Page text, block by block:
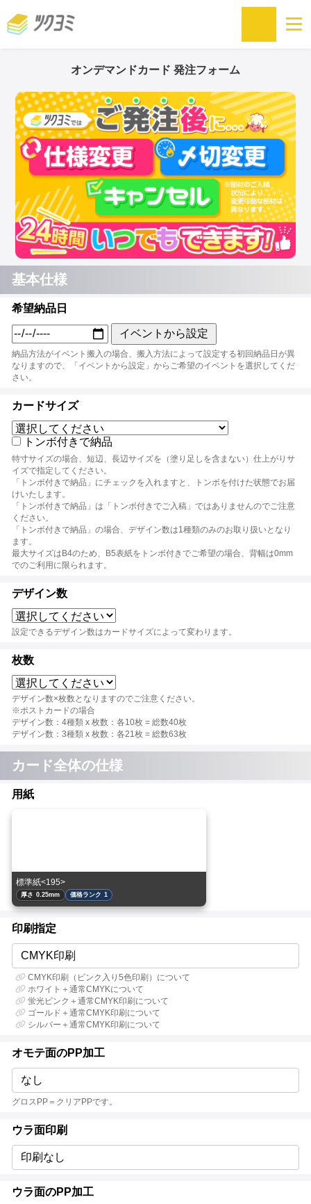
オンデマンドカード 発注フォーム
基本仕様
希望納品日
イベントから設定
納品方法がイベント搬入の場合、搬入方法によって設定する初回納品日が異
なりますので、「イベントから設定」からご希望のイベントを選択してくだ
さい。
カードサイズ
トンボ付きで納品
特寸サイズの場合、短辺、長辺サイズを（塗り足しを含まない）仕上がりサ
イズで指定してください。
「トンボ付きで納品」にチェックを入れますと、トンボを付けた状態でお届
けいたします。
「トンボ付きで納品」は「トンボ付きでご入稿」ではありませんのでご注意
ください。
「トンボ付きで納品」の場合、デザイン数は1種類のみのお取り扱いとなり
ます。
最大サイズはB4のため、B5表紙をトンボ付きでご希望の場合、背幅は0mm
でのご利用に限られます。
デザイン数
設定できるデザイン数はカードサイズによって変わります。
枚数
デザイン数×枚数となりますのでご注意ください。
※ポストカードの場合
デザイン数：4種類 x 枚数：各10枚 = 総数40枚
デザイン数：3種類 x 枚数：各21枚 = 総数63枚
カード全体の仕様
用紙
標準紙<195>
厚さ 0.25mm 価格ランク 1
印刷指定
CMYK印刷
CMYK印刷（ピンク入り5色印刷）について
ホワイト＋通常CMYKについて
蛍光ピンク＋通常CMYK印刷について
ゴールド＋通常CMYK印刷について
シルバー＋通常CMYK印刷について
オモテ面のPP加工
なし
グロスPP＝クリアPPです。
ウラ面印刷
印刷なし
ウラ面のPP加工